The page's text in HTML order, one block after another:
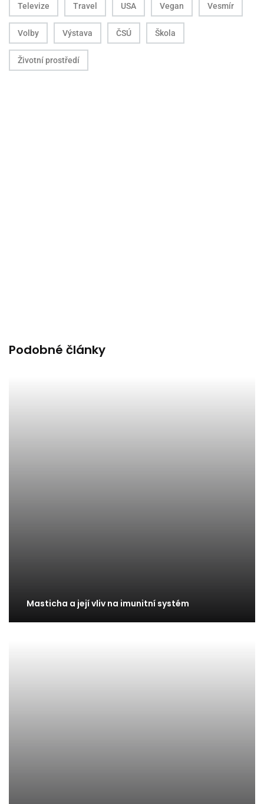
Televize Travel USA Vegan Vesmír
Volby Výstava ČSÚ Škola
Životní prostředí
Podobné články
Masticha a její vliv na imunitní systém